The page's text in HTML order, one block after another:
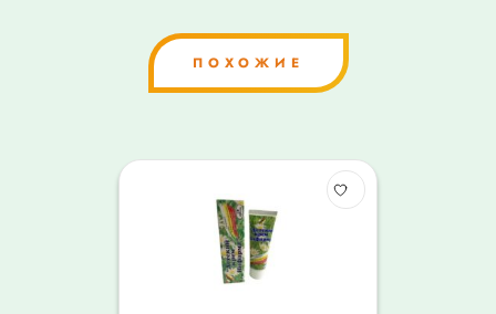
ПОХОЖИЕ